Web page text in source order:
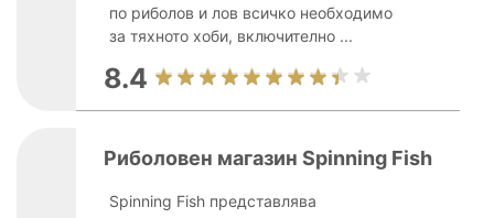
по риболов и лов всичко необходимо
за тяхното хоби, включително ...
8.4
Риболовен магазин Spinning Fish
Spinning Fish представлява